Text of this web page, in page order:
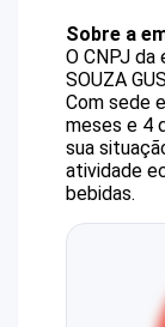
Sobre a
O CNPJ da
SOUZA
Com sede
meses e 4
sua
atividade
bebidas.